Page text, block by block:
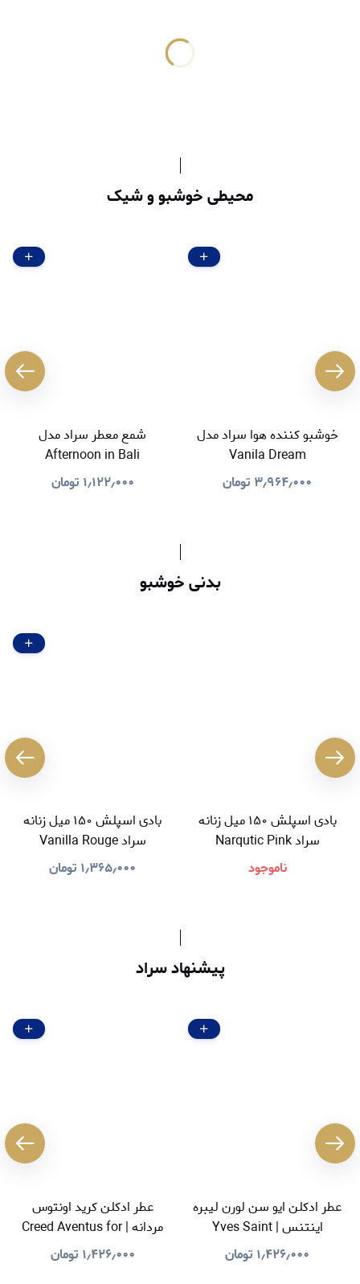
محیطی خوشبو و شیک
خوشبو کننده هوا سراد مدل
Vanila Dream
۳٫۹۶۴٫۰۰۰ تومان
شمع معطر سراد مدل
Afternoon in Bali
۱٫۱۲۲٫۰۰۰ تومان
بدنی خوشبو
بادی اسپلش ۱۵۰ میل زنانه
سراد Narqutic Pink
ناموجود
بادی اسپلش ۱۵۰ میل زنانه
سراد Vanilla Rouge
۱٫۳۶۵٫۰۰۰ تومان
پیشنهاد سراد
عطر ادکلن ایو سن لورن لیبره
اینتنس | Yves Saint
Laurent Libre Intense
۱٫۴۲۶٫۰۰۰ تومان
عطر ادکلن کرید اونتوس
مردانه | Creed Aventus for
Men
۱٫۴۲۶٫۰۰۰ تومان